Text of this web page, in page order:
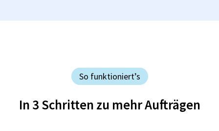
So funktioniert’s
In 3 Schritten zu mehr Aufträgen